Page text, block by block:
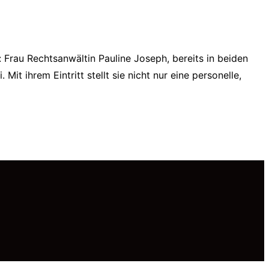
Rechtsanwältin Pauline Joseph, bereits in beiden
Mit ihrem Eintritt stellt sie nicht nur eine personelle,